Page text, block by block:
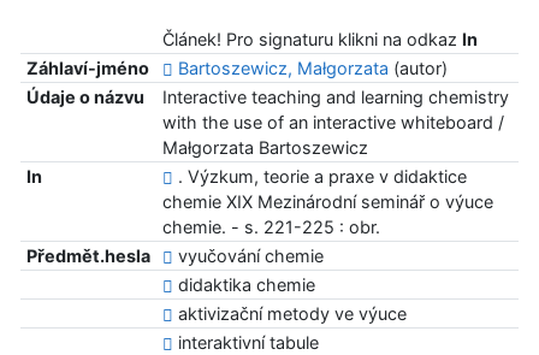
Článek! Pro signaturu klikni na odkaz In
Záhlaví-jméno
Bartoszewicz, Małgorzata (autor)
Údaje o názvu
Interactive teaching and learning chemistry
with the use of an interactive whiteboard /
Małgorzata Bartoszewicz
In
. Výzkum, teorie a praxe v didaktice
chemie XIX Mezinárodní seminář o výuce
chemie. - s. 221-225 : obr.
Předmět.hesla
vyučování chemie
didaktika chemie
aktivizační metody ve výuce
interaktivní tabule